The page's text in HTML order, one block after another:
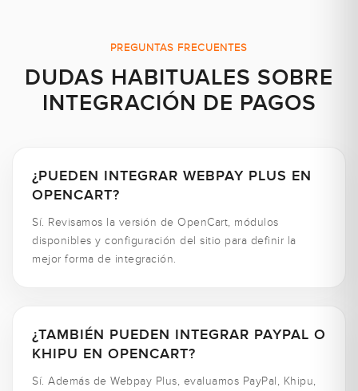
PREGUNTAS FRECUENTES
DUDAS HABITUALES SOBRE
INTEGRACIÓN DE PAGOS
¿PUEDEN INTEGRAR WEBPAY PLUS EN
OPENCART?
Sí. Revisamos la versión de OpenCart, módulos
disponibles y configuración del sitio para definir la
mejor forma de integración.
¿TAMBIÉN PUEDEN INTEGRAR PAYPAL O
KHIPU EN OPENCART?
Sí. Además de Webpay Plus, evaluamos PayPal, Khipu,